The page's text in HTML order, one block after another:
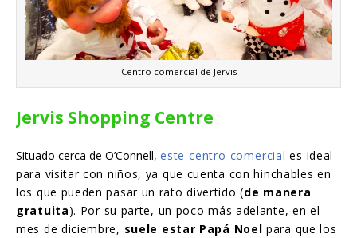
Centro comercial de Jervis
Jervis Shopping Centre
Situado cerca de O’Connell, este centro comercial es ideal
para visitar con niños, ya que cuenta con hinchables en
los que pueden pasar un rato divertido (de manera
gratuita). Por su parte, un poco más adelante, en el
mes de diciembre, suele estar Papá Noel para que los